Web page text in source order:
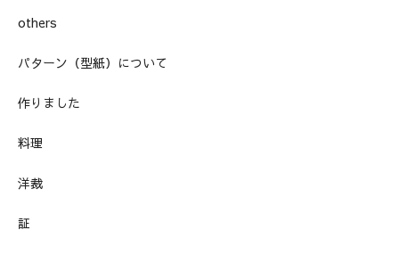
others
パターン（型紙）について
作りました
料理
洋裁
証